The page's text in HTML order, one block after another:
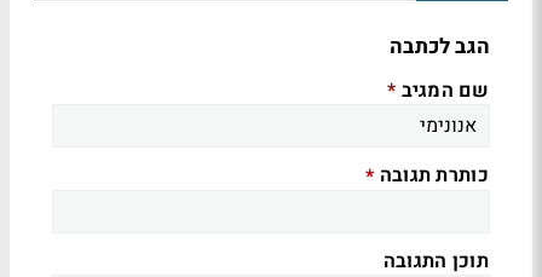
הגב לכתבה
שם המגיב *
כותרת תגובה *
תוכן התגובה